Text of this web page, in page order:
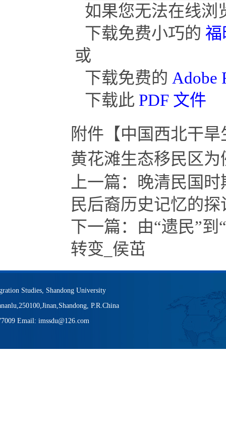
如果您无法在线浏
下载免费小巧的 福
或
下载免费的 Adobe
下载此 PDF 文件
附件【中国西北干
黄花滩生态移民区为
上一篇：
晚清民国
民后裔历史记忆的
下一篇： 由“遗民”
转变_侯茁
Studies, Shandong University
P.R.China
Email: imssdu@126.com